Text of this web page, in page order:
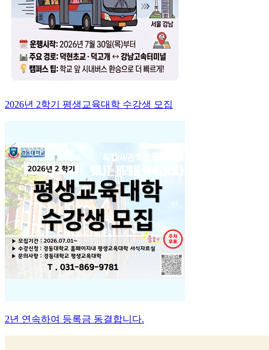
2026년 2학기 평생교육대학 수강생 모집
2년 연속하여 등록금 동결합니다.